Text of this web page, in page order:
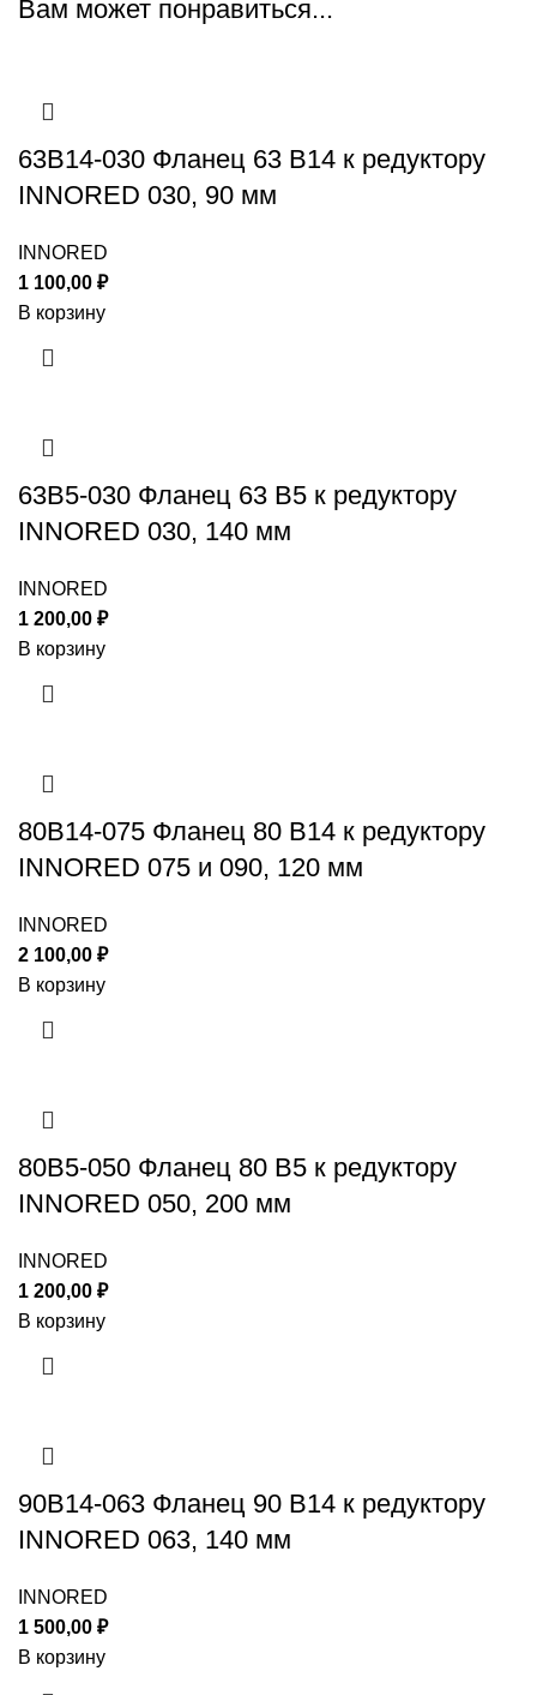
Вам может понравиться...
63B14-030 Фланец 63 B14 к редуктору
INNORED 030, 90 мм
INNORED
1 100,00 ₽
В корзину
63B5-030 Фланец 63 B5 к редуктору
INNORED 030, 140 мм
INNORED
1 200,00 ₽
В корзину
80B14-075 Фланец 80 B14 к редуктору
INNORED 075 и 090, 120 мм
INNORED
2 100,00 ₽
В корзину
80B5-050 Фланец 80 B5 к редуктору
INNORED 050, 200 мм
INNORED
1 200,00 ₽
В корзину
90B14-063 Фланец 90 B14 к редуктору
INNORED 063, 140 мм
INNORED
1 500,00 ₽
В корзину